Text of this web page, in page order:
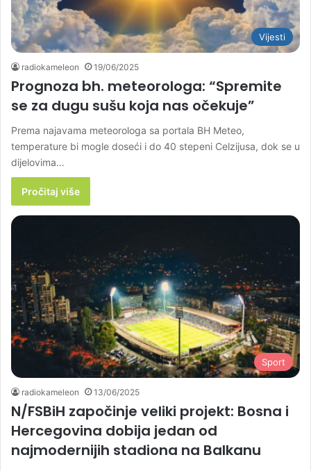
Vijesti
radiokameleon 19/06/2025
Prognoza bh. meteorologa: “Spremite
se za dugu sušu koja nas očekuje”
Prema najavama meteorologa sa portala BH Meteo,
temperature bi mogle doseći i do 40 stepeni Celzijusa, dok se u
dijelovima…
Pročitaj više
Sport
radiokameleon 13/06/2025
N/FSBiH započinje veliki projekt: Bosna i
Hercegovina dobija jedan od
najmodernijih stadiona na Balkanu